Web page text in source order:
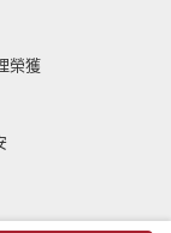
榮獲